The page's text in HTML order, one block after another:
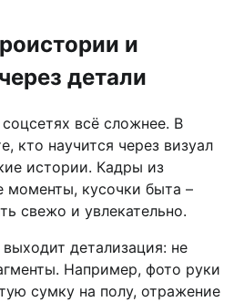
и
детали
всё сложнее. В
кто научится через визуал
истории. Кадры из
моменты, кусочки быта –
свежо и увлекательно.
детализация: не
Например, фото руки
сумку на полу, отражение